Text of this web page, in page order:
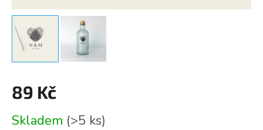
89 Kč
cena:
Skladem (>5 ks)